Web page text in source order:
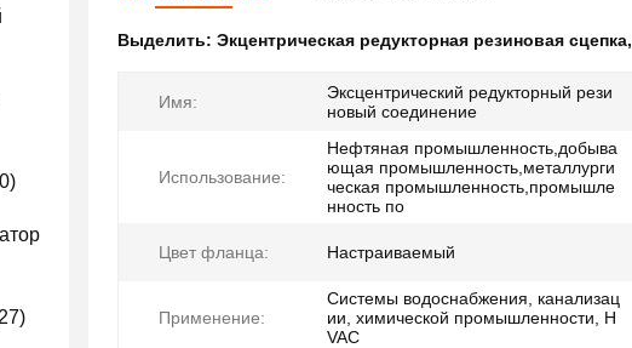
Выделить: Экцентрическая редукторная резиновая сцепка,
Имя:
Эксцентрический редукторный рези
новый соединение
Использование:
Нефтяная промышленность,добыва
ющая промышленность,металлурги
ческая промышленность,промышле
нность по
Цвет фланца: Настраиваемый
Применение:
Системы водоснабжения, канализац
ии, химической промышленности, H
VAC